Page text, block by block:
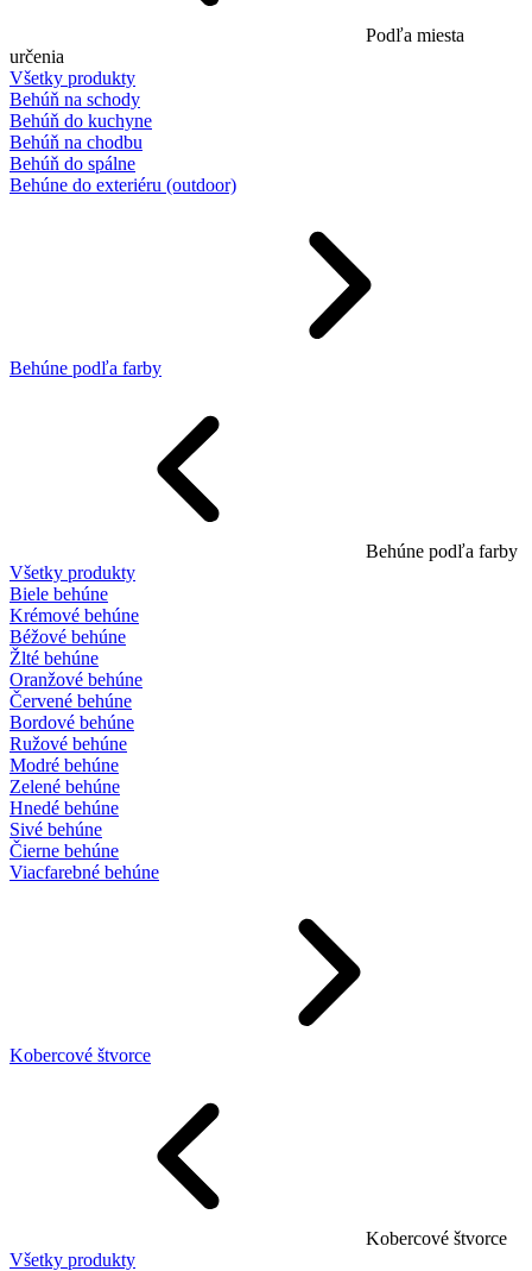
Podľa miesta
určenia
Všetky produkty
Behúň na schody
Behúň do kuchyne
Behúň na chodbu
Behúň do spálne
Behúne do exteriéru (outdoor)
Behúne podľa farby
Behúne podľa farby
Všetky produkty
Biele behúne
Krémové behúne
Béžové behúne
Žlté behúne
Oranžové behúne
Červené behúne
Bordové behúne
Ružové behúne
Modré behúne
Zelené behúne
Hnedé behúne
Sivé behúne
Čierne behúne
Viacfarebné behúne
Kobercové štvorce
Kobercové štvorce
Všetky produkty